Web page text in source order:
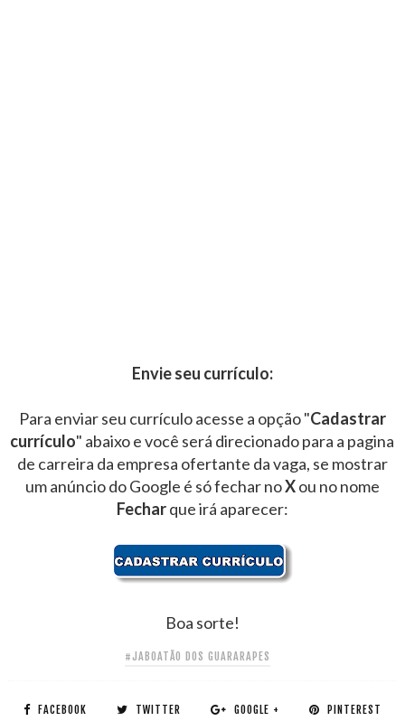
Envie seu currículo:
Para enviar seu currículo acesse a opção "Cadastrar
currículo" abaixo e você será direcionado para a pagina
de carreira da empresa ofertante da vaga, se mostrar
um anúncio do Google é só fechar noXou no nome
Fecharque irá aparecer:
Boa sorte!
#JABOATÃO DOS GUARARAPES
FACEBOOK TWITTER GOOGLE + PINTEREST